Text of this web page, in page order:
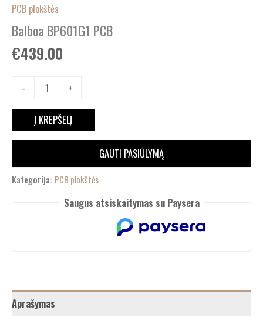
PCB plokštės
Balboa BP601G1 PCB
€439.00
- +
Į KREPŠELĮ
GAUTI PASIŪLYMĄ
Kategorija: PCB plokštės
Saugus atsiskaitymas su Paysera
Aprašymas